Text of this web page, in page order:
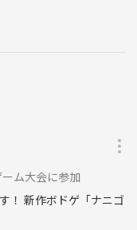
ーム大会に参加
！ 新作ボドゲ「ナニゴ